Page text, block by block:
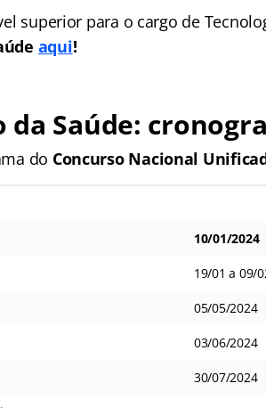
superior para o cargo de
aqui!
Saúde:
do Concurso Nacional
10/01/2024
19/01 a 09/
05/05/2024
03/06/2024
30/07/2024